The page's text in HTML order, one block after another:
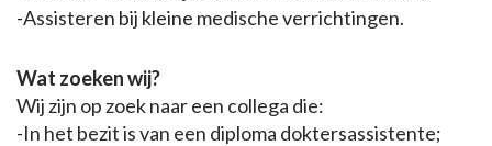
-Assisteren bij kleine medische verrichtingen.
Wat zoeken wij?
Wij zijn op zoek naar een collega die:
-In het bezit is van een diploma doktersassistente;